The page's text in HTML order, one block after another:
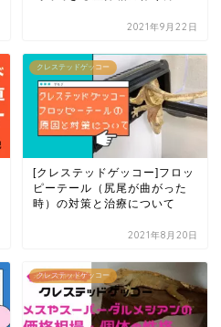
2021年9月22日
クレステッドゲッコー
[クレステッドゲッコー]フロッ
ピーテール（尻尾が曲がった
時）の対策と治療について
2021年8月20日
クレステッドゲッコー